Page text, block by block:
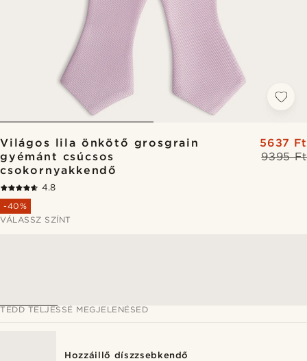
Világos lila önkötő grosgrain
gyémánt csúcsos
csokornyakkendő
9395 Ft
5637 Ft
4.8
-40%
VÁLASSZ SZÍNT
TEDD TELJESSÉ MEGJELENÉSED
Hozzáillő díszzsebkendő